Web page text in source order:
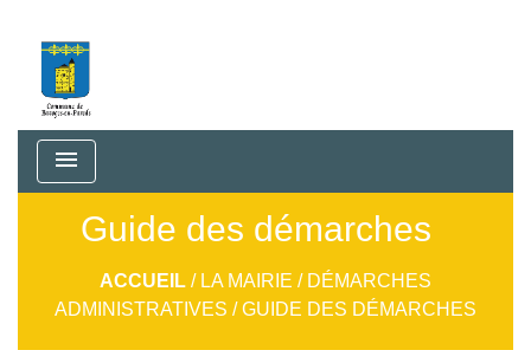
menu
Guide des démarches
ACCUEIL / LA MAIRIE / DÉMARCHES
ADMINISTRATIVES /GUIDE DES DÉMARCHES